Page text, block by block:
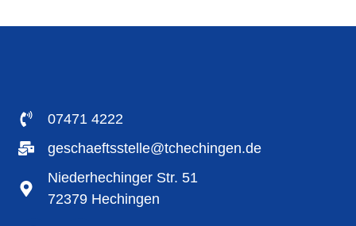
07471 4222
geschaeftsstelle@tchechingen.de
Niederhechinger Str. 51
72379 Hechingen